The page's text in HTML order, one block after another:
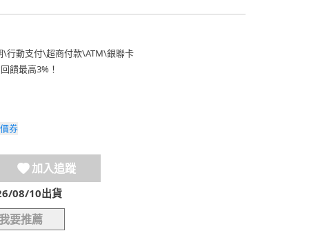
\行動支付\超商付款\ATM\銀聯卡
饋最高3%！
券
加入追蹤
08/10出貨
要推薦